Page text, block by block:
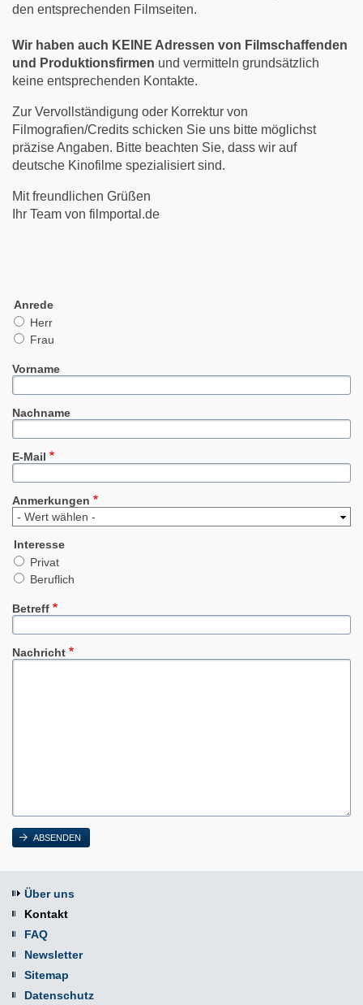
den entsprechenden Filmseiten.
Wir haben auch KEINE Adressen von Filmschaffenden
und Produktionsfirmen und vermitteln grundsätzlich
keine entsprechenden Kontakte.
Zur Vervollständigung oder Korrektur von
Filmografien/Credits schicken Sie uns bitte möglichst
präzise Angaben. Bitte beachten Sie, dass wir auf
deutsche Kinofilme spezialisiert sind.
Mit freundlichen Grüßen
Ihr Team von filmportal.de
Anrede
Herr
Frau
Vorname
Nachname
E-Mail
Anmerkungen
Interesse
Privat
Beruflich
Betreff
Nachricht
Über uns
Kontakt
FAQ
Newsletter
Sitemap
Datenschutz